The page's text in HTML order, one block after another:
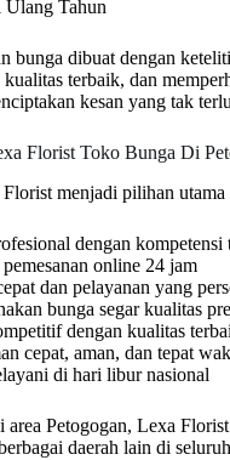
Ulang Tahun
bunga dibuat dengan
terbaik, dan
kesan yang tak
Florist Toko Bunga Di
menjadi pilihan utama
dengan kompetensi
online 24 jam
dan pelayanan yang
bunga segar kualitas
dengan kualitas
cepat, aman, dan tepat
di hari libur nasional
area Petogogan, Lexa
daerah lain di